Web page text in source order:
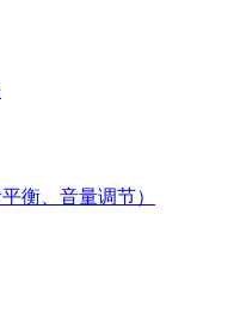
衡、音量调节）